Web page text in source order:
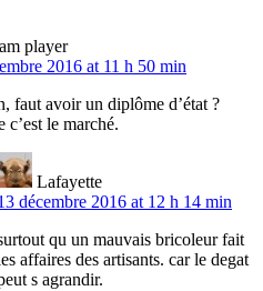
player
2016 at 11 h 50 min
faut avoir un diplôme d’état ?
c’est le marché.
Lafayette
décembre 2016 at 12 h 14 min
qu un mauvais bricoleur fait
affaires des artisants. car le degat
s agrandir.